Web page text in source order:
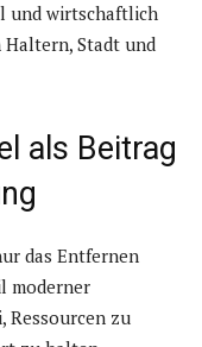
und wirtschaftlich
Stadt und
als Beitrag
das Entfernen
moderner
Ressourcen zu